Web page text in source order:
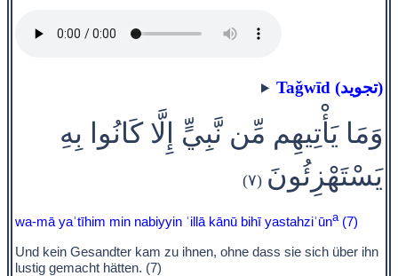
Taǧwīd (تجويد)
وَمَا يَأْتِيهِم مِّن نَّبِيٍّ إِلَّا كَانُوا بِهِ
يَسْتَهْزِئُونَ (٧)
wa-mā yaʾtīhim min nabiyyin ʾillā kānū bihī yastahziʾūna(7)
Und kein Gesandter kam zu ihnen, ohne dass sie sich über ihn
lustig gemacht hätten. (7)